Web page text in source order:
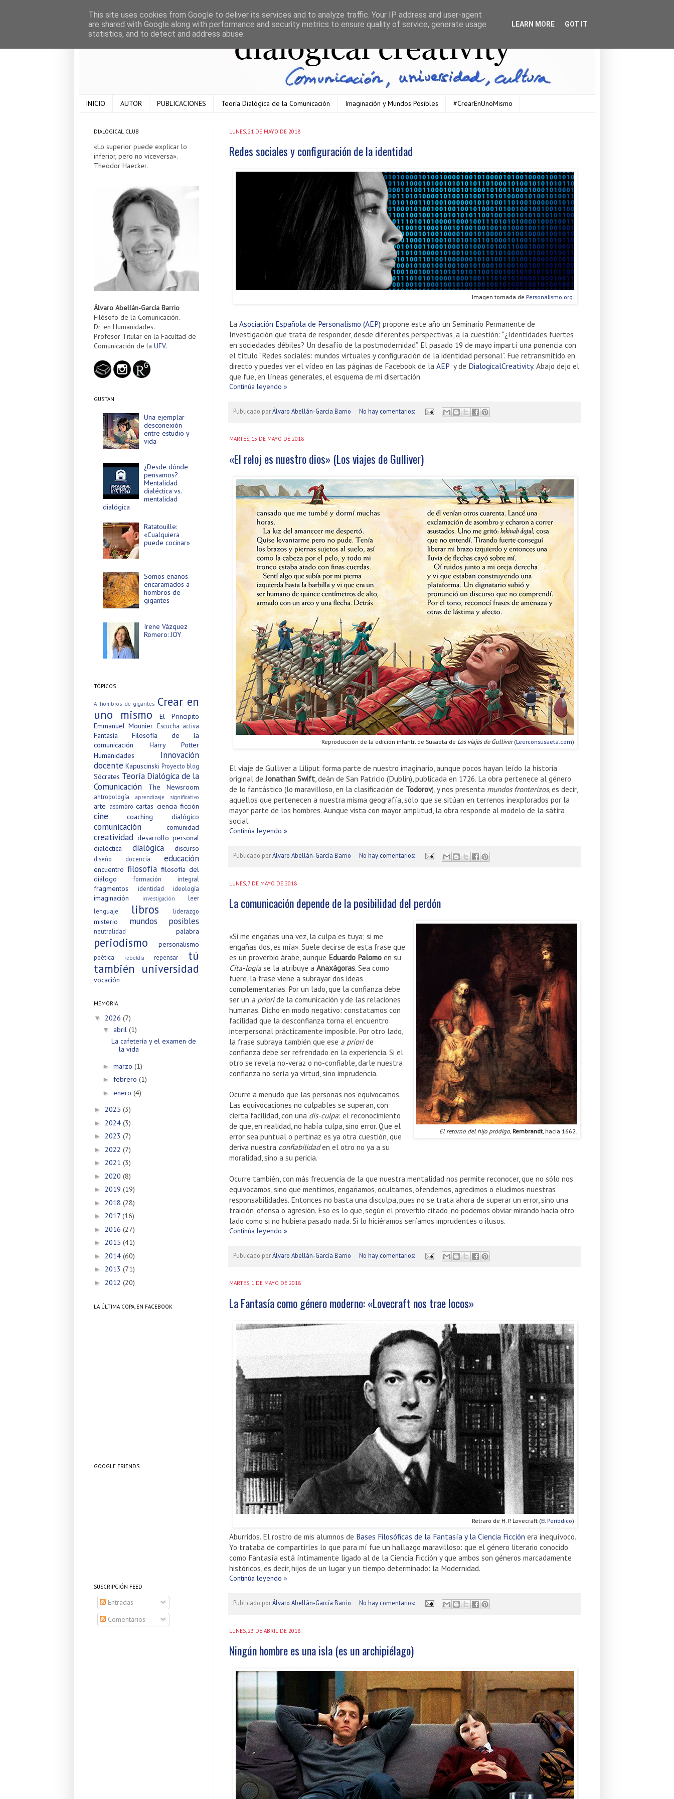
INICIO AUTOR PUBLICACIONES Teoría Dialógica de la Comunicación Imaginación y Mundos Posibles #CrearEnUnoMismo
LUNES, 21 DE MAYO DE 2018
Redes sociales y configuración de la identidad
Imagen tomada de Personalismo.org
La Asociación Española de Personalismo (AEP) propone este año un Seminario Permanente de
Investigación que trata de responder, desde diferentes perspectivas, a la cuestión: “¿Identidades fuertes
en sociedades débiles? Un desafío de la postmodernidad”. El pasado 19 de mayo impartí una ponencia con
el título “Redes sociales: mundos virtuales y configuración de la identidad personal”. Fue retransmitido en
directo y puedes ver el vídeo en las páginas de Facebook de la AEP y de DialogicalCreativity. Abajo dejo el
que fue, en líneas generales, el esquema de mi disertación.
Continúa leyendo »
Publicado porÁlvaro Abellán-García Barrio No hay comentarios:
MARTES, 15 DE MAYO DE 2018
«El reloj es nuestro dios» (Los viajes de Gulliver)
Reproducción de la edición infantil de Susaeta de Los viajes de Gulliver(Leerconsusaeta.com)
El viaje de Gulliver a Liliput forma parte de nuestro imaginario, aunque pocos hayan leído la historia
original deJonathan Swift, deán de San Patricio (Dublin), publicada en 1726. La obra pertenece al género
de lo fantástico (lo maravilloso, en la clasificación de Todorov), y nos presenta mundos fronterizos, es decir,
aquellos que pertenecen a nuestra misma geografía, sólo que se sitúan en terrenos inexplorados por la
mayor parte de los hombres. Aunque vista con mayor amplitud, la obra responde al modelo de la sátira
social.
Continúa leyendo »
Publicado porÁlvaro Abellán-García Barrio No hay comentarios:
LUNES, 7 DE MAYO DE 2018
La comunicación depende de la posibilidad del perdón
El retorno del hijo pródigo Rembrandt , hacia 1662.
«Si me engañas una vez, la culpa es tuya; si me
engañas dos, es mía». Suele decirse de esta frase que
es un proverbio árabe, aunque Eduardo Palomo en su
Cita-logía se la atribuye a Anaxágoras. Sea como
fuere, la frase viene a subrayar dos ideas
complementarias. Por un lado, que la confianza debe
ser un a prioride la comunicación y de las relaciones
humanas. Dicho en modo negativo: constatamos con
facilidad que la desconfianza torna el encuentro
interpersonal prácticamente imposible. Por otro lado,
la frase subraya también que ese a prioride
confianza debe ser refrendado en la experiencia. Si el
otro se revela no-veraz o no-confiable, darle nuestra
confianza no sería ya virtud, sino imprudencia.
Ocurre a menudo que las personas nos equivocamos.
Las equivocaciones no culpables se superan, con
cierta facilidad, con una dis-culpa: el reconocimiento
de que, en realidad, no había culpa, sino error. Que el
error sea puntual o pertinaz es ya otra cuestión, que
deriva nuestra confiabilidaden el otro no ya a su
moralidad, sino a su pericia.
Ocurre también, con más frecuencia de la que nuestra mentalidad nos permite reconocer, que no sólo nos
equivocamos, sino que mentimos, engañamos, ocultamos, ofendemos, agredimos o eludimos nuestras
responsabilidades. Entonces no basta una disculpa, pues no se trata ahora de superar un error, sino una
traición, ofensa o agresión. Eso es lo que, según el proverbio citado, no podemos obviar mirando hacia otro
lado como si no hubiera pasado nada. Si lo hiciéramos seríamos imprudentes o ilusos.
Continúa leyendo »
Publicado porÁlvaro Abellán-García Barrio No hay comentarios:
MARTES, 1 DE MAYO DE 2018
La Fantasía como género moderno: «Lovecraft nos trae locos»
Retraro de H. P. Lovecraft (El Periódico)
Aburridos. El rostro de mis alumnos de Bases Filosóficas de la Fantasía y la Ciencia Ficción era inequívoco.
Yo trataba de compartirles lo que para mí fue un hallazgo maravilloso: que el género literario conocido
como Fantasía está íntimamente ligado al de la Ciencia Ficción y que ambos son géneros marcadamente
históricos, es decir, hijos de un lugar y un tiempo determinado: la Modernidad.
Continúa leyendo »
Publicado porÁlvaro Abellán-García Barrio No hay comentarios:
LUNES, 23 DE ABRIL DE 2018
Ningún hombre es una isla (es un archipiélago)
DIALOGICAL CLUB
«Lo superior puede explicar lo
inferior, pero no viceversa».
Theodor Haecker.
Álvaro Abellán-García Barrio
Filósofo de la Comunicación.
Dr. en Humanidades.
Profesor Titular en la Facultad de
Comunicación de la UFV.
GUSTAN
Una ejemplar
desconexión
entre estudio y
vida
¿Desde dónde
pensamos?
Mentalidad
dialéctica vs.
mentalidad
dialógica
Ratatouille:
«Cualquiera
puede cocinar»
Somos enanos
encaramados a
hombros de
gigantes
Irene Vázquez
Romero: JOY
TÓPICOS
A hombros de gigantes Crear en
uno mismo
El Principito
Emmanuel Mounier Escucha activa
Fantasía
Filosofía de la
comunicación
Harry Potter
Humanidades
Innovación
docente Kapuscinski Proyecto blog
Sócrates Teoría Dialógica de la
Comunicación
The Newsroom
antropología aprendizaje significativo
arte asombro cartas ciencia ficción
cine coaching dialógico
comunicación comunidad
creatividad desarrollo personal
dialéctica
dialógica discurso
diseño docencia educación
encuentro filosofía filosofía del
diálogo
formación integral
fragmentos identidad ideología
imaginación investigación
leer
lenguaje
libros liderazgo
misterio mundos posibles
neutralidad palabra
periodismo personalismo
poética rebeldía repensar
tú
también universidad
vocación
MEMORIA
▼ 2026 (7)
▼ abril (1)
La cafetería y el examen de
la vida
► marzo (1)
► febrero (1)
► enero (4)
► 2025 (3)
► 2024 (3)
► 2023 (7)
► 2022 (7)
► 2021 (3)
► 2020 (8)
► 2019 (19)
► 2018 (28)
► 2017 (16)
► 2016 (27)
► 2015 (41)
► 2014 (60)
► 2013 (71)
► 2012 (20)
LA ÚLTIMA COPA, EN FACEBOOK
GOOGLE FRIENDS
SUSCRIPCIÓN FEED
Entradas
Comentarios
This site uses cookies from Google to deliver its services and to analyze traffic. Your IP address and user-agent
are shared with Google along with performance and security metrics to ensure quality of service, generate usage
statistics, and to detect and address abuse.
LEARN MORE GOT IT